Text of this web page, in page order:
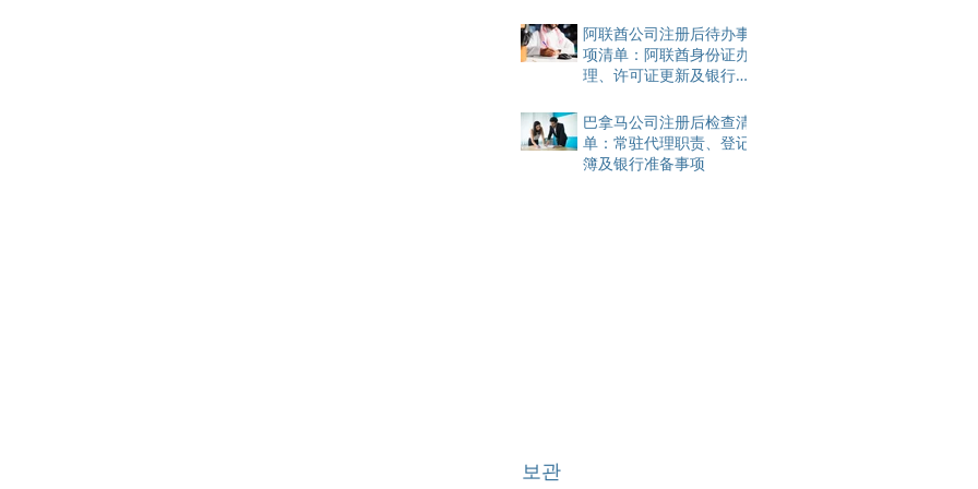
阿联酋公司注册后待办事
项清单：阿联酋身份证办
理、许可证更新及银行账
巴拿马公司注册后检查清
单：常驻代理职责、登记
簿及银行准备事项
보관